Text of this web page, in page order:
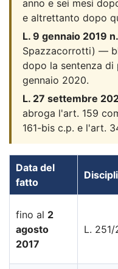
anno e sei mesi
e altrettanto dopo
L. 9 gennaio 2019
Spazzacorrotti) —
dopo la sentenza di
gennaio 2020.
L. 27 settembre
abroga l'art. 159
161-bis c.p. e l'art.
Data del
fatto
fino al 2
agosto
2017
L.